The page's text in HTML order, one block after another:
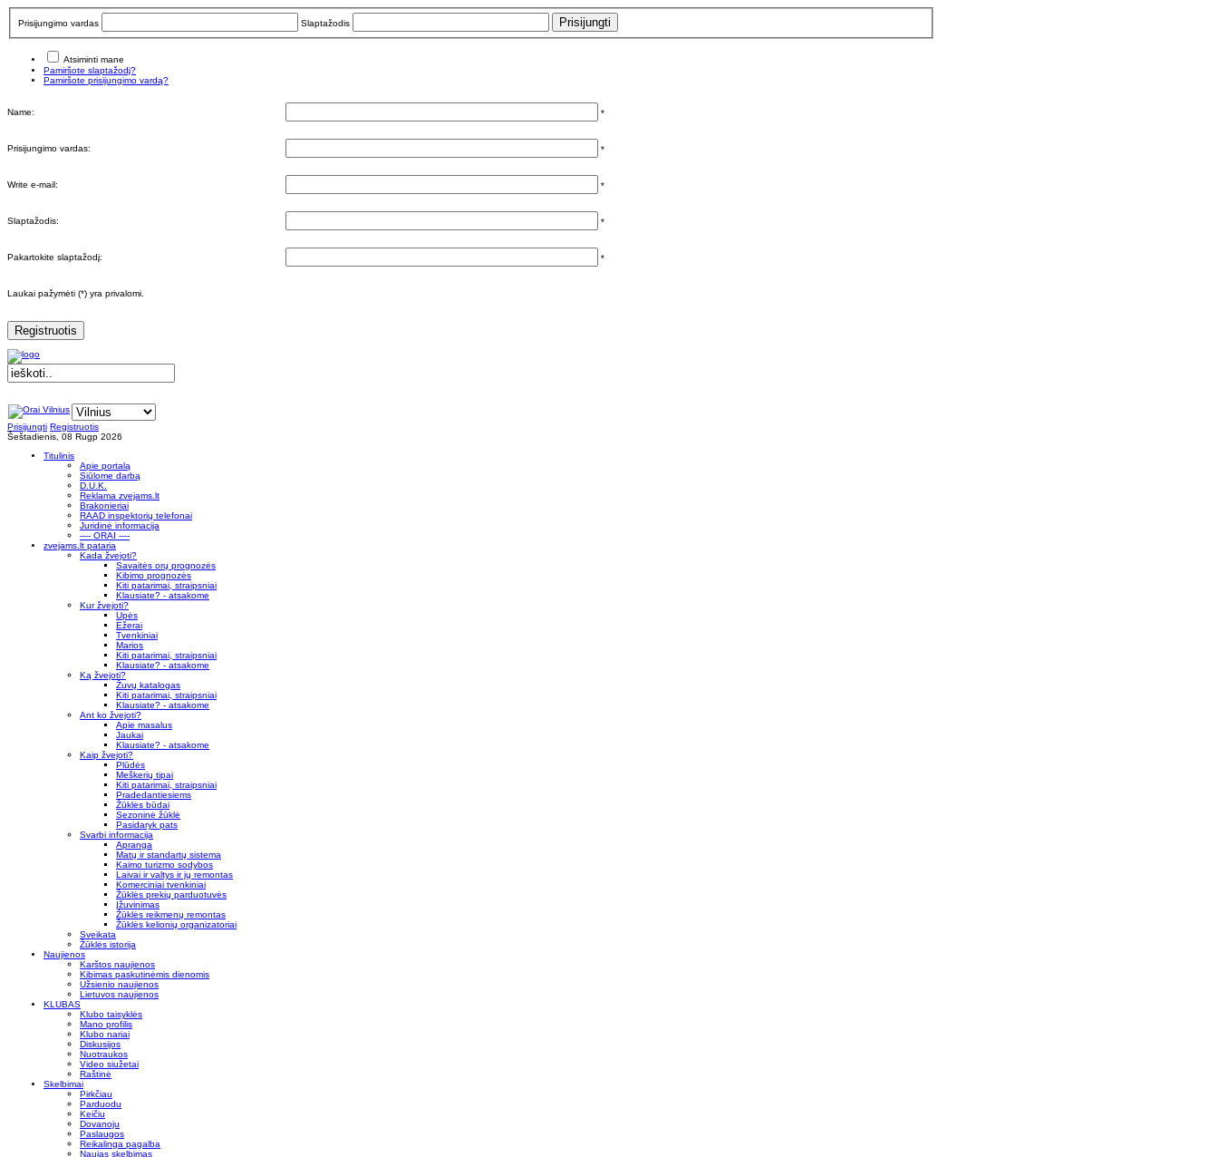
Prisijungimo vardas Slaptažodis
Atsiminti mane
Pamiršote slaptažodį?
Pamiršote prisijungimo vardą?
Name: *
Prisijungimo vardas: *
Write e-mail: *
Slaptažodis: *
Pakartokite slaptažodį: *
Laukai pažymėti (*) yra privalomi.
Registruotis
Prisijungti Registruotis
Šeštadienis, 08 Rugp 2026
Titulinis
Apie portalą
Siūlome darbą
D.U.K.
Reklama zvejams.lt
Brakonieriai
RAAD inspektorių telefonai
Juridinė informacija
---- ORAI ----
zvejams.lt pataria
Kada žvejoti?
Savaitės orų prognozės
Kibimo prognozės
Kiti patarimai, straipsniai
Klausiate? - atsakome
Kur žvejoti?
Upės
Ežerai
Tvenkiniai
Marios
Kiti patarimai, straipsniai
Klausiate? - atsakome
Ką žvejoti?
Žuvų katalogas
Kiti patarimai, straipsniai
Klausiate? - atsakome
Ant ko žvejoti?
Apie masalus
Jaukai
Klausiate? - atsakome
Kaip žvejoti?
Plūdės
Meškerių tipai
Kiti patarimai, straipsniai
Pradedantiesiems
Žūklės būdai
Sezoninė žūklė
Pasidaryk pats
Svarbi informacija
Apranga
Matų ir standartų sistema
Kaimo turizmo sodybos
Laivai ir valtys ir jų remontas
Komerciniai tvenkiniai
Žūklės prekių parduotuvės
Įžuvinimas
Žūklės reikmenų remontas
Žūklės kelionių organizatoriai
Sveikata
Žūklės istorija
Naujienos
Karštos naujienos
Kibimas paskutinėmis dienomis
Užsienio naujienos
Lietuvos naujienos
KLUBAS
Klubo taisyklės
Mano profilis
Klubo nariai
Diskusijos
Nuotraukos
Video siužetai
Raštinė
Skelbimai
Pirkčiau
Parduodu
Keičiu
Dovanoju
Paslaugos
Reikalinga pagalba
Naujas skelbimas